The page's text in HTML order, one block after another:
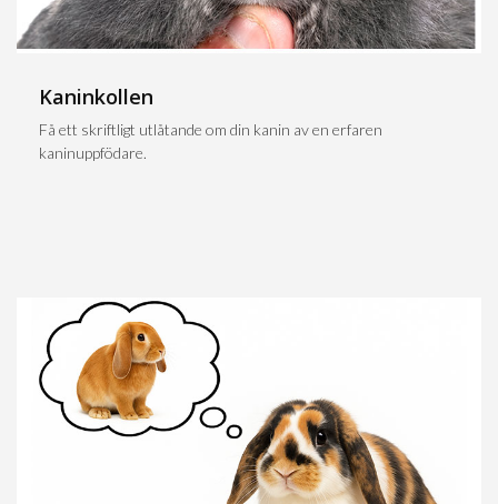
Kaninkollen
Få ett skriftligt utlåtande om din kanin av en erfaren
kaninuppfödare.